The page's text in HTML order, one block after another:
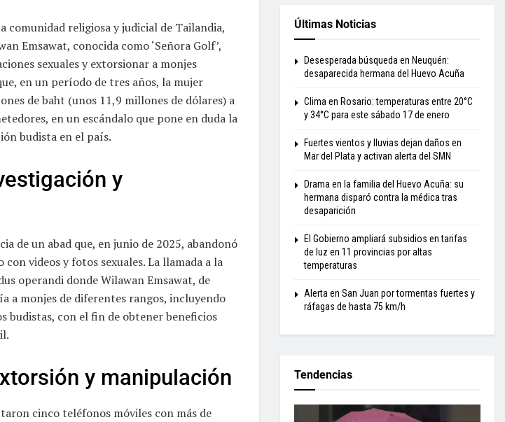
comunidad religiosa y judicial de Tailandia,
Emsawat, conocida como ‘Señora Golf’,
sexuales y extorsionar a monjes
en un período de tres años, la mujer
de baht (unos 11,9 millones de dólares) a
en un escándalo que pone en duda la
budista en el país.
y
de un abad que, en junio de 2025, abandonó
videos y fotos sexuales. La llamada a la
operandi donde Wilawan Emsawat, de
a monjes de diferentes rangos, incluyendo
budistas, con el fin de obtener beneficios
y manipulación
cinco teléfonos móviles con más de
Últimas Noticias
Desesperada búsqueda en Neuquén:
desaparecida hermana del Huevo Acuña
Clima en Rosario: temperaturas entre 20°C
y 34°C para este sábado 17 de enero
Fuertes vientos y lluvias dejan daños en
Mar del Plata y activan alerta del SMN
Drama en la familia del Huevo Acuña: su
hermana disparó contra la médica tras
desaparición
El Gobierno ampliará subsidios en tarifas
de luz en 11 provincias por altas
temperaturas
Alerta en San Juan por tormentas fuertes y
ráfagas de hasta 75 km/h
Tendencias